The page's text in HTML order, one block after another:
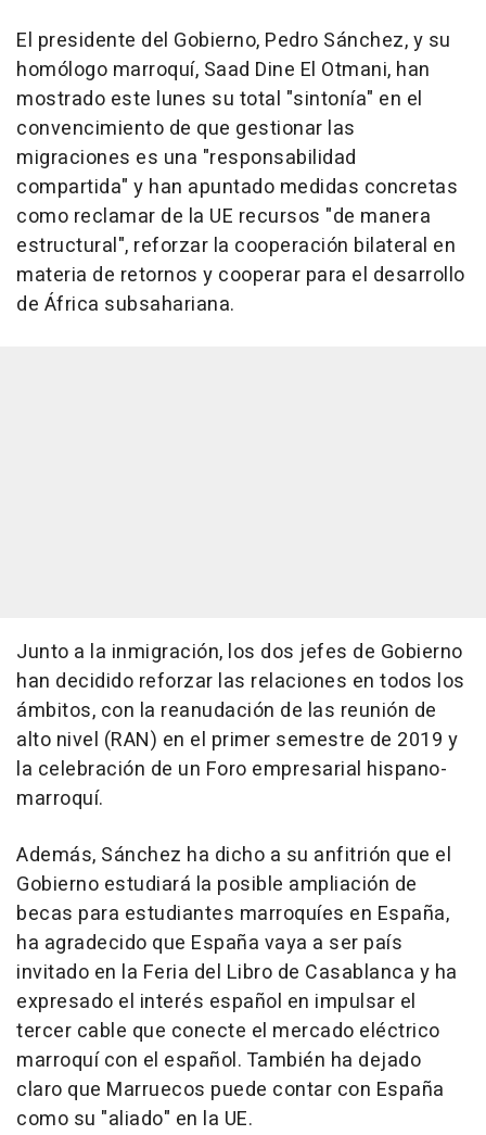
El presidente del Gobierno, Pedro Sánchez, y su
homólogo marroquí, Saad Dine El Otmani, han
mostrado este lunes su total "sintonía" en el
convencimiento de que gestionar las
migraciones es una "responsabilidad
compartida" y han apuntado medidas concretas
como reclamar de la UE recursos "de manera
estructural", reforzar la cooperación bilateral en
materia de retornos y cooperar para el desarrollo
de África subsahariana.
Junto a la inmigración, los dos jefes de Gobierno
han decidido reforzar las relaciones en todos los
ámbitos, con la reanudación de las reunión de
alto nivel (RAN) en el primer semestre de 2019 y
la celebración de un Foro empresarial hispano-
marroquí.
Además, Sánchez ha dicho a su anfitrión que el
Gobierno estudiará la posible ampliación de
becas para estudiantes marroquíes en España,
ha agradecido que España vaya a ser país
invitado en la Feria del Libro de Casablanca y ha
expresado el interés español en impulsar el
tercer cable que conecte el mercado eléctrico
marroquí con el español. También ha dejado
claro que Marruecos puede contar con España
como su "aliado" en la UE.